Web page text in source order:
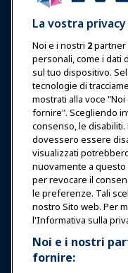
Premi
Esposizioni &
Notizie &
Educazione
Sicurezza &
Difesa
Ricerca e
La vostra
Noi e i nostri 2partner
personali, come i dati
sul tuo dispositivo.
tecnologie di
mostrati alla voce
fornire". Scegliendo
consenso, le
dovessero essere
visualizzati
nuovamente a
per revocare il
le preferenze. Tali
nostro Sito web. Per
l'Informativa sulla
Noi e i nostri
fornire: